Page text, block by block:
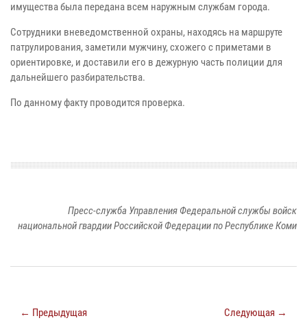
имущества была передана всем наружным службам города.
Сотрудники вневедомственной охраны, находясь на маршруте
патрулирования, заметили мужчину, схожего с приметами в
ориентировке, и доставили его в дежурную часть полиции для
дальнейшего разбирательства.
По данному факту проводится проверка.
Пресс-служба Управления Федеральной службы войск
национальной гвардии Российской Федерации по Республике Коми
← Предыдущая Следующая →